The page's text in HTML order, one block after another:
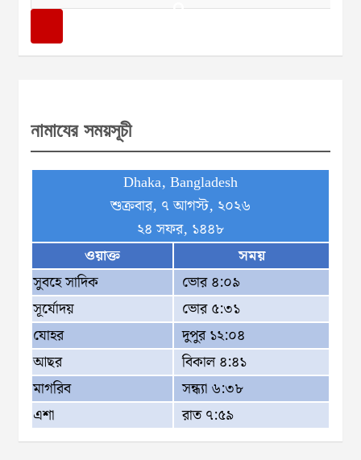
e
r
নামাযের সময়সূচী
Dhaka, Bangladesh
শুক্রবার, ৭ আগস্ট, ২০২৬
২৪ সফর, ১৪৪৮
ওয়াক্ত
সময়
সুবহে সাদিক
ভোর ৪:০৯
সূর্যোদয়
ভোর ৫:৩১
যোহর
দুপুর ১২:০৪
আছর
বিকাল ৪:৪১
মাগরিব
সন্ধ্যা ৬:৩৮
এশা
রাত ৭:৫৯